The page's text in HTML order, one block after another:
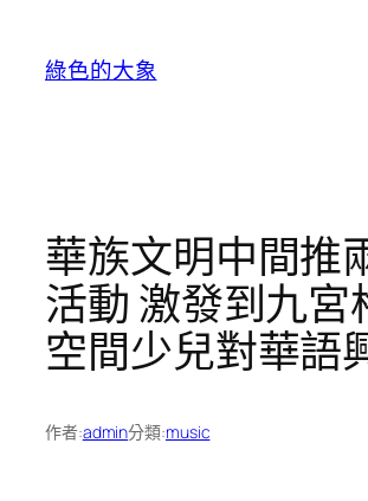
綠色的大象
華族文明中間推
活動 激發到九宮
空間少兒對華語
作者:admin分類:music